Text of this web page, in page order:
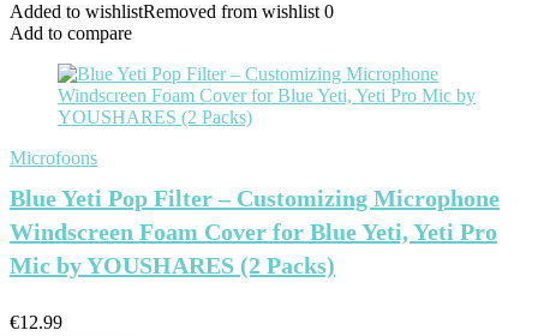
Added to wishlistRemoved from wishlist 0
Add to compare
Microfoons
Blue Yeti Pop Filter – Customizing Microphone
Windscreen Foam Cover for Blue Yeti, Yeti Pro
Mic by YOUSHARES (2 Packs)
€12.99